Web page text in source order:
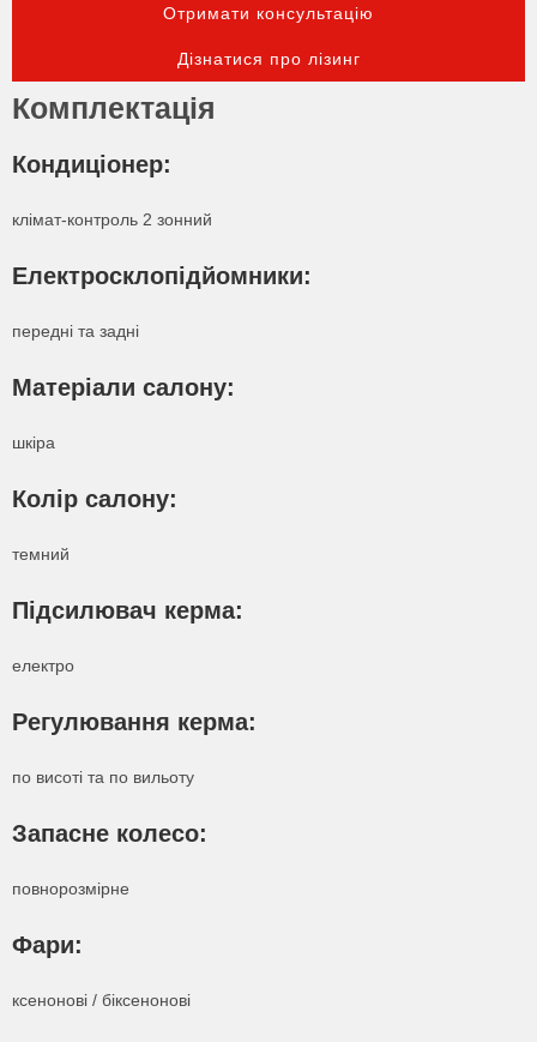
Отримати консультацію
Дізнатися про лізинг
Комплектація
Кондиціонер:
клімат-контроль 2 зонний
Електросклопідйомники:
передні та задні
Матеріали салону:
шкіра
Колір салону:
темний
Підсилювач керма:
електро
Регулювання керма:
по висоті та по вильоту
Запасне колесо:
повнорозмірне
Фари:
ксенонові / біксенонові